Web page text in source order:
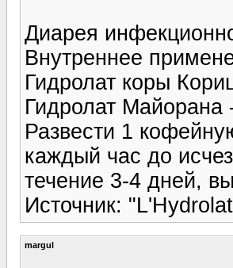
Диарея
Внутреннее
Гидролат коры
Гидролат
Развести 1
каждый час до
течение 3-4 дней,
Источник:
margul